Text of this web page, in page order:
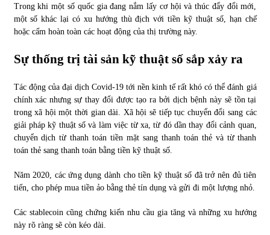
Trong khi một số quốc gia đang nắm lấy cơ hội và thúc đẩy đổi mới,
một số khác lại có xu hướng thù địch với tiền kỹ thuật số, hạn chế
hoặc cấm hoàn toàn các hoạt động của thị trường này.
Sự thống trị tài sản kỹ thuật số sắp xảy ra
Tác động của đại dịch Covid-19 tới nền kinh tế rất khó có thể đánh giá
chính xác nhưng sự thay đổi được tạo ra bởi dịch bệnh này sẽ tồn tại
trong xã hội một thời gian dài. Xã hội sẽ tiếp tục chuyển đổi sang các
giải pháp kỹ thuật số và làm việc từ xa, từ đó dần thay đổi cảnh quan,
chuyển dịch từ thanh toán tiền mặt sang thanh toán thẻ và từ thanh
toán thẻ sang thanh toán bằng tiền kỹ thuật số.
Năm 2020, các ứng dụng dành cho tiền kỹ thuật số đã trở nên đủ tiên
tiến, cho phép mua tiền ảo bằng thẻ tín dụng và gửi đi một lượng nhỏ.
Các stablecoin cũng chứng kiến nhu cầu gia tăng và những xu hướng
này rõ ràng sẽ còn kéo dài.